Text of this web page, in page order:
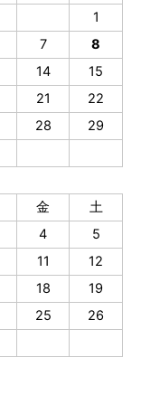
1
7
8
14
15
21
22
28
29
金
土
4
5
11
12
18
19
25
26